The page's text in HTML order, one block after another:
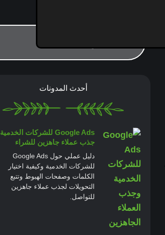
أحدث المدونات
Google Ads للشركات الخدمية
جذب عملاء جاهزين للشراء
دليل عملي حول Google Ads
للشركات الخدمية وكيفية اختيار
الكلمات وصفحات الهبوط وتتبع
التحويلات لجذب عملاء جاهزين
للتواصل.